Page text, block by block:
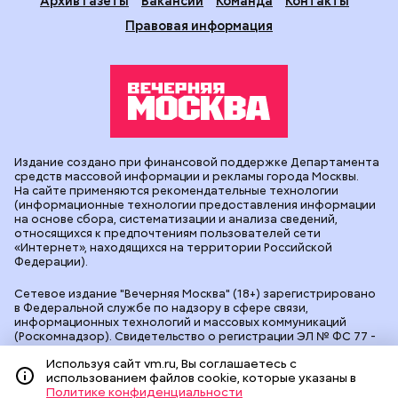
Правовая информация
Сетевое издание "Вечерняя Москва" (18+) зарегистрировано
в Федеральной службе по надзору в сфере связи,
информационных технологий и массовых коммуникаций
(Роскомнадзор). Свидетельство о регистрации ЭЛ № ФС 77 -
90524 от 09.12.2025. Учредитель: АО "Редакция газеты
"Вечерняя Москва". Главный редакторvm.ru: Александр
Геннадьевич Глуходедов. Адрес редакции: 127015, г.Москва,
Бумажный пр-д, д. 14, стр. 2. Телефон:+7(499)557-04-24
Издание создано при финансовой поддержке Департамента
средств массовой информации и рекламы города Москвы.
На сайте применяются рекомендательные технологии
(информационные технологии предоставления информации
на основе сбора, систематизации и анализа сведений,
относящихся к предпочтениям пользователей сети
«Интернет», находящихся на территории Российской
Федерации).
Используя сайт vm.ru, Вы соглашаетесь с
использованием файлов cookie, которые указаны в
Политике конфиденциальности